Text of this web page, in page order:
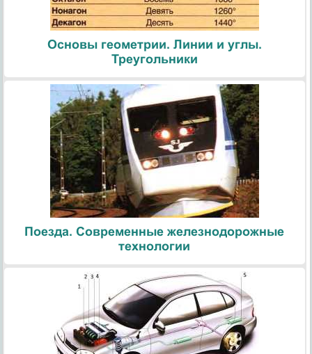
Основы геометрии. Линии и углы.
Треугольники
Поезда. Современные железнодорожные
технологии